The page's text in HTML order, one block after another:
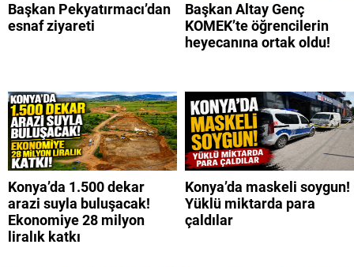
Başkan Pekyatırmacı’dan
esnaf ziyareti
Başkan Altay Genç
KOMEK’te öğrencilerin
heyecanına ortak oldu!
Konya’da 1.500 dekar
arazi suyla buluşacak!
Ekonomiye 28 milyon
liralık katkı
Konya’da maskeli soygun!
Yüklü miktarda para
çaldılar